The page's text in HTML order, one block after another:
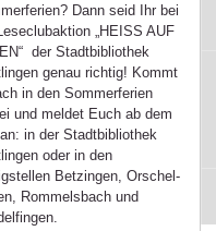
Dann seid Ihr bei
„HEISS AUF
der Stadtbibliothek
genau richtig! Kommt
in den Sommerferien
und meldet Euch ab dem
in der Stadtbibliothek
oder in den
Betzingen, Orschel-
Rommelsbach und